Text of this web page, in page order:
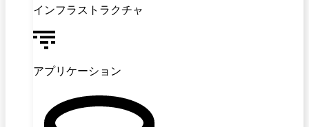
インフラストラクチャ
アプリケーション